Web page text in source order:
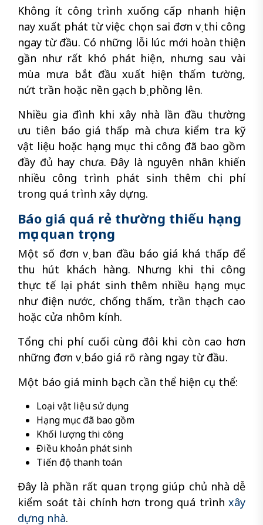
Không ít công trình xuống cấp nhanh hiện
nay xuất phát từ việc chọn sai đơn vị thi công
ngay từ đầu. Có những lỗi lúc mới hoàn thiện
gần như rất khó phát hiện, nhưng sau vài
mùa mưa bắt đầu xuất hiện thấm tường,
nứt trần hoặc nền gạch bị phồng lên.
Nhiều gia đình khi xây nhà lần đầu thường
ưu tiên báo giá thấp mà chưa kiểm tra kỹ
vật liệu hoặc hạng mục thi công đã bao gồm
đầy đủ hay chưa. Đây là nguyên nhân khiến
nhiều công trình phát sinh thêm chi phí
trong quá trình xây dựng.
Báo giá quá rẻ thường thiếu hạng
mục quan trọng
Một số đơn vị ban đầu báo giá khá thấp để
thu hút khách hàng. Nhưng khi thi công
thực tế lại phát sinh thêm nhiều hạng mục
như điện nước, chống thấm, trần thạch cao
hoặc cửa nhôm kính.
Tổng chi phí cuối cùng đôi khi còn cao hơn
những đơn vị báo giá rõ ràng ngay từ đầu.
Một báo giá minh bạch cần thể hiện cụ thể:
Loại vật liệu sử dụng
Hạng mục đã bao gồm
Khối lượng thi công
Điều khoản phát sinh
Tiến độ thanh toán
Đây là phần rất quan trọng giúp chủ nhà dễ
kiểm soát tài chính hơn trong quá trình xây
dựng nhà.